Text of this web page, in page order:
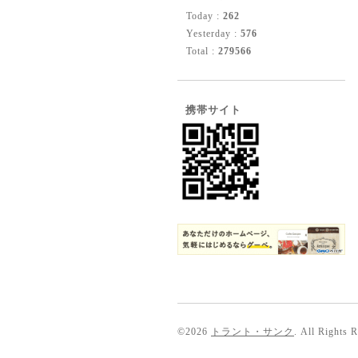
Today : 262
Yesterday : 576
Total : 279566
携帯サイト
©2026 トラント・サンク . All Rights